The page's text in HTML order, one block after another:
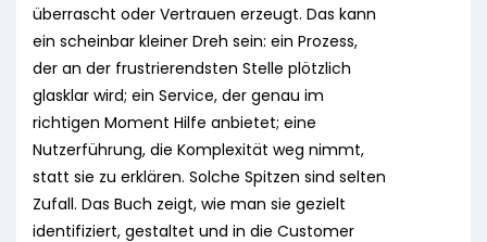
überrascht oder Vertrauen erzeugt. Das kann
ein scheinbar kleiner Dreh sein: ein Prozess,
der an der frustrierendsten Stelle plötzlich
glasklar wird; ein Service, der genau im
richtigen Moment Hilfe anbietet; eine
Nutzerführung, die Komplexität weg nimmt,
statt sie zu erklären. Solche Spitzen sind selten
Zufall. Das Buch zeigt, wie man sie gezielt
identifiziert, gestaltet und in die Customer